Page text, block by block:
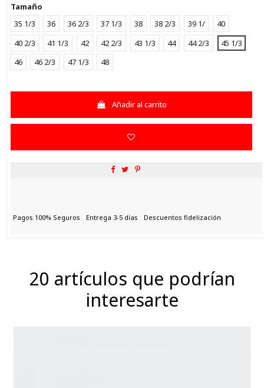
Tamaño
35 1/3
36 36 2/3 37 1/3 38 38 2/3 39 1/
40
40 2/3
41 1/3 42 42 2/3 43 1/3 44 44 2/3
45 1/3
46
46 2/3 47 1/3 48
Añadir al carrito
Pagos 100% Seguros Entrega 3-5 días Descuentos fidelización
20 artículos que podrían
interesarte